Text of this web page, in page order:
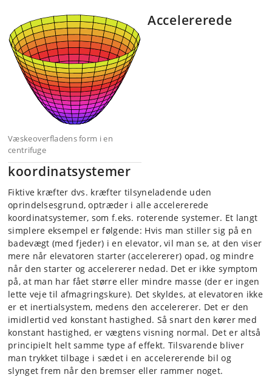
Væskeoverfladens form i en
centrifuge
Accelererede
koordinatsystemer
Fiktive kræfter dvs. kræfter tilsyneladende uden
oprindelsesgrund, optræder i alle accelererede
koordinatsystemer, som f.eks. roterende systemer. Et langt
simplere eksempel er følgende: Hvis man stiller sig på en
badevægt (med fjeder) i en elevator, vil man se, at den viser
mere når elevatoren starter (accelererer) opad, og mindre
når den starter og accelererer nedad. Det er ikke symptom
på, at man har fået større eller mindre masse (der er ingen
lette veje til afmagringskure). Det skyldes, at elevatoren ikke
er et inertialsystem, medens den accelererer. Det er den
imidlertid ved konstant hastighed. Så snart den kører med
konstant hastighed, er vægtens visning normal. Det er altså
principielt helt samme type af effekt. Tilsvarende bliver
man trykket tilbage i sædet i en accelererende bil og
slynget frem når den bremser eller rammer noget.